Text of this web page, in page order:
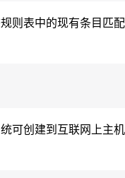
则表中的现有条目匹
可创建到互联网上主